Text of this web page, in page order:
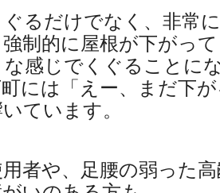
るだけでなく、非常
制的に屋根が下がっ
感じでくぐることに
町には「えー、まだ下
ています。
者や、足腰の弱った